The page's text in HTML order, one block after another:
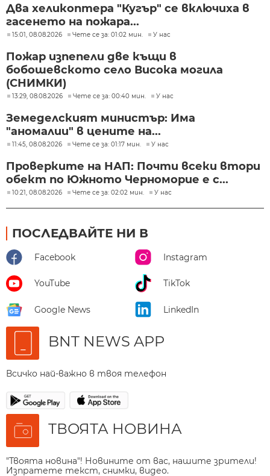
Два хеликоптера "Кугър" се включиха в
гасенето на пожара...
15:01, 08.08.2026 Чете се за: 01:02 мин. У нас
Пожар изпепели две къщи в
бобошевското село Висока могила
(СНИМКИ)
13:29, 08.08.2026 Чете се за: 00:40 мин. У нас
Земеделският министър: Има
"аномалии" в цените на...
11:45, 08.08.2026 Чете се за: 01:17 мин. У нас
Проверките на НАП: Почти всеки втори
обект по Южното Черноморие е с...
10:21, 08.08.2026 Чете се за: 02:02 мин. У нас
ПОСЛЕДВАЙТЕ НИ В
Facebook Instagram
YouTube TikTok
Google News LinkedIn
BNT NEWS APP
Всичко най-важно в твоя телефон
ТВОЯТА НОВИНА
"Твоята новина"! Новините от вас, нашите зрители!
Изпратете текст, снимки, видео.